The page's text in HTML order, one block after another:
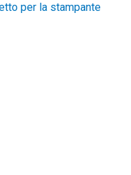
per la stampante